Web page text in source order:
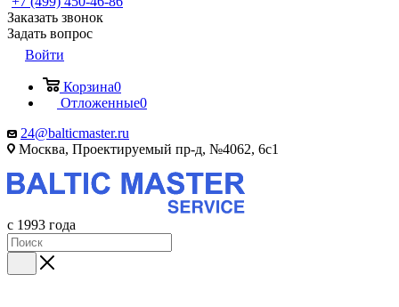
Заказать звонок
Задать вопрос
Войти
Корзина0
Отложенные0
24@balticmaster.ru
Москва, Проектируемый пр-д, №4062, 6с1
с 1993 года